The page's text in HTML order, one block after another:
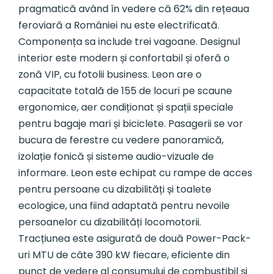
pragmatică având în vedere că 62% din rețeaua
feroviară a României nu este electrificată.
Componența sa include trei vagoane. Designul
interior este modern și confortabil și oferă o
zonă VIP, cu fotolii business. Leon are o
capacitate totală de 155 de locuri pe scaune
ergonomice, aer condiționat și spații speciale
pentru bagaje mari și biciclete. Pasagerii se vor
bucura de ferestre cu vedere panoramică,
izolație fonică și sisteme audio-vizuale de
informare. Leon este echipat cu rampe de acces
pentru persoane cu dizabilități și toalete
ecologice, una fiind adaptată pentru nevoile
persoanelor cu dizabilități locomotorii.
Tracțiunea este asigurată de două Power-Pack-
uri MTU de câte 390 kW fiecare, eficiente din